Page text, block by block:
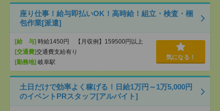
座り仕事！給与即払いOK！高時給！組立・検査・梱
包作業[派遣]
[給 与] 時給1450円 【月収例】159500円以上
[交通費]交通費支給有り
[勤務地] 岐阜駅
気になる！
土日だけで効率よく稼げる！日給1万円～1万5,000円
のイベントPRスタッフ[アルバイト]